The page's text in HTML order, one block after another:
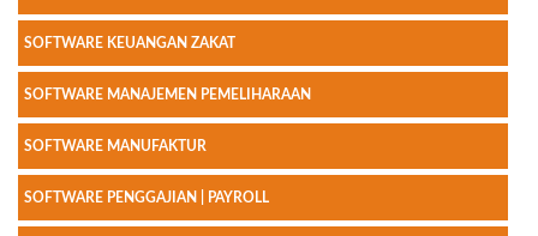
SOFTWARE KEUANGAN ZAKAT
SOFTWARE MANAJEMEN PEMELIHARAAN
SOFTWARE MANUFAKTUR
SOFTWARE PENGGAJIAN | PAYROLL